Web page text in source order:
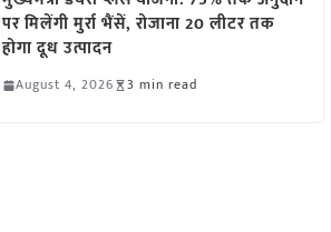
पर मिलेंगी मुर्रा भैंसें, रोजाना 20 लीटर तक
होगा दूध उत्पादन
August 4, 2026 3 min read